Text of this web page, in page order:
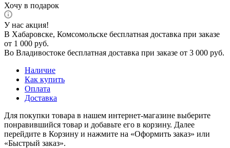
Хочу в подарок
У нас акция!
В Хабаровске, Комсомольске бесплатная доставка при заказе
от 1 000 руб.
Во Владивостоке бесплатная доставка при заказе от 3 000 руб.
Наличие
Как купить
Оплата
Доставка
Для покупки товара в нашем интернет-магазине выберите
понравившийся товар и добавьте его в корзину. Далее
перейдите в Корзину и нажмите на «Оформить заказ» или
«Быстрый заказ».